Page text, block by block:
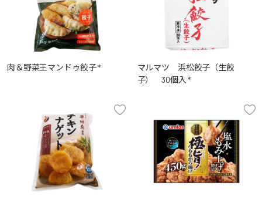
肉＆野菜王マンドゥ餃子 *
マルマツ 浜松餃子（生餃
子） 30個入 *